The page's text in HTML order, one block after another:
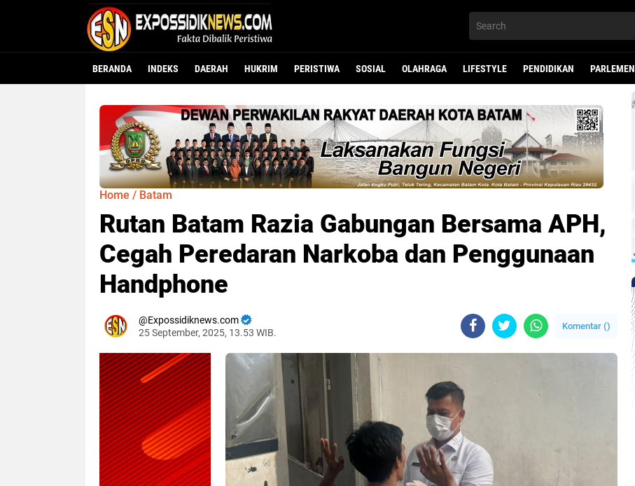
BERANDA INDEKS DAERAH HUKRIM PERISTIWA SOSIAL OLAHRAGA LIFESTYLE PENDIDIKAN PARLEMEN
Home / Batam
Rutan Batam Razia Gabungan Bersama APH,
Cegah Peredaran Narkoba dan Penggunaan
Handphone
Expossidiknews.com
25 September, 2025, 13.53 WIB.
Komentar ()